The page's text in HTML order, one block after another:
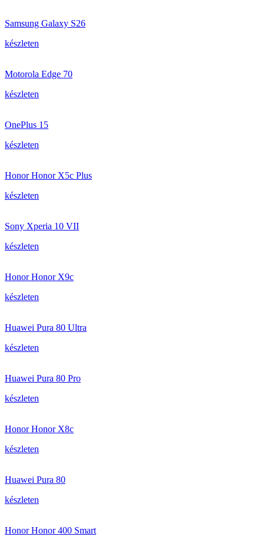
Samsung Galaxy S26
készleten
Motorola Edge 70
készleten
OnePlus 15
készleten
Honor Honor X5c Plus
készleten
Sony Xperia 10 VII
készleten
Honor Honor X9c
készleten
Huawei Pura 80 Ultra
készleten
Huawei Pura 80 Pro
készleten
Honor Honor X8c
készleten
Huawei Pura 80
készleten
Honor Honor 400 Smart